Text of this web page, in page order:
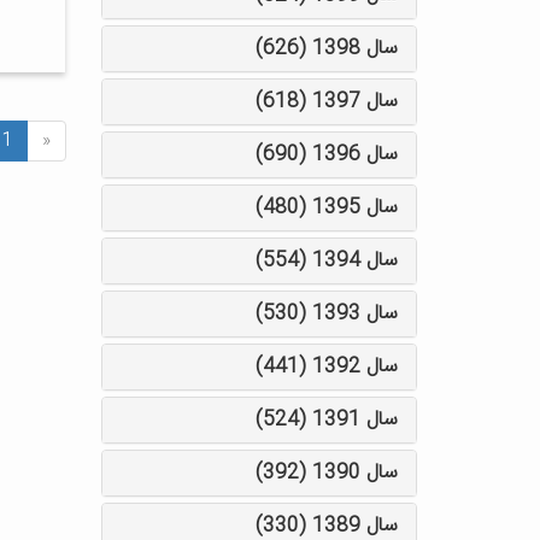
«
1
سال 1398 (626)
سال 1397 (618)
سال 1396 (690)
سال 1395 (480)
سال 1394 (554)
سال 1393 (530)
سال 1392 (441)
سال 1391 (524)
سال 1390 (392)
سال 1389 (330)